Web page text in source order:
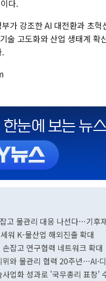
다.
가 강조한 AI 대전환과 초
술 고도화와 산업 생태계 확
.
고 물관리 대응 나선다…기후
워 K-물산업 해외진출 확대
잡고 연구협력 네트워크 확대
와 물관리 협력 20주년…AI·
업화 성과로 '국무총리 표창'